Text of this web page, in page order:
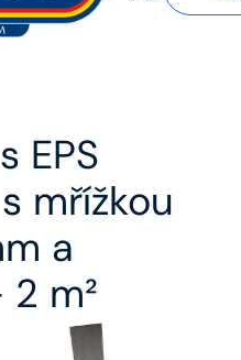
EPS
mřížkou
a
m²